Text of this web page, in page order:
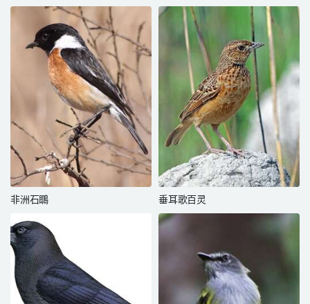
非洲石䳭 垂耳歌百灵